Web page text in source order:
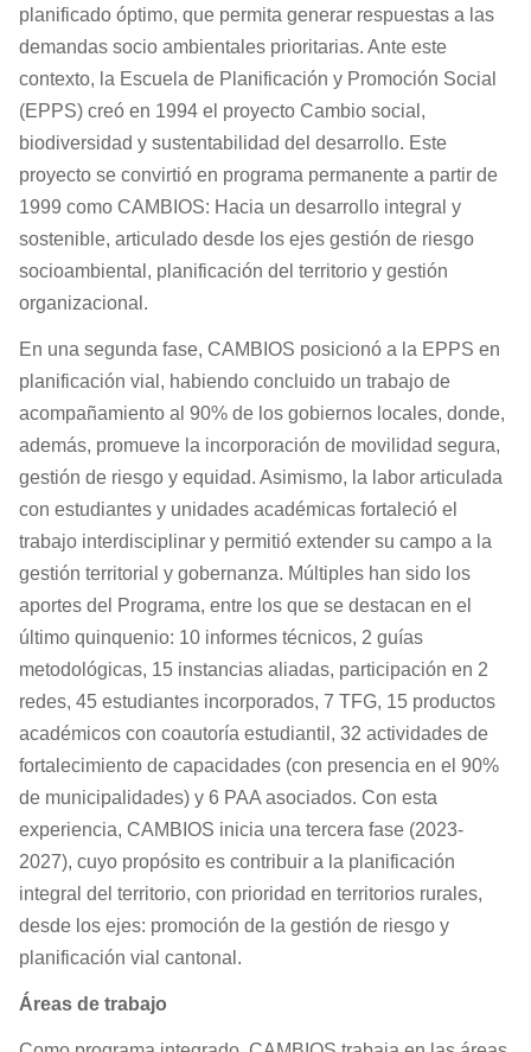
planificado óptimo, que permita generar respuestas a las
demandas socio ambientales prioritarias. Ante este
contexto, la Escuela de Planificación y Promoción Social
(EPPS) creó en 1994 el proyecto Cambio social,
biodiversidad y sustentabilidad del desarrollo. Este
proyecto se convirtió en programa permanente a partir de
1999 como CAMBIOS: Hacia un desarrollo integral y
sostenible, articulado desde los ejes gestión de riesgo
socioambiental, planificación del territorio y gestión
organizacional.
En una segunda fase, CAMBIOS posicionó a la EPPS en
planificación vial, habiendo concluido un trabajo de
acompañamiento al 90% de los gobiernos locales, donde,
además, promueve la incorporación de movilidad segura,
gestión de riesgo y equidad. Asimismo, la labor articulada
con estudiantes y unidades académicas fortaleció el
trabajo interdisciplinar y permitió extender su campo a la
gestión territorial y gobernanza. Múltiples han sido los
aportes del Programa, entre los que se destacan en el
último quinquenio: 10 informes técnicos, 2 guías
metodológicas, 15 instancias aliadas, participación en 2
redes, 45 estudiantes incorporados, 7 TFG, 15 productos
académicos con coautoría estudiantil, 32 actividades de
fortalecimiento de capacidades (con presencia en el 90%
de municipalidades) y 6 PAA asociados. Con esta
experiencia, CAMBIOS inicia una tercera fase (2023-
2027), cuyo propósito es contribuir a la planificación
integral del territorio, con prioridad en territorios rurales,
desde los ejes: promoción de la gestión de riesgo y
planificación vial cantonal.
Áreas de trabajo